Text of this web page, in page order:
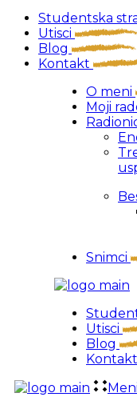
Studentska
Utisci
Blog
Kontakt
O meni
Moji
Snimci
Utisci
Blog
Kontakt
Meni